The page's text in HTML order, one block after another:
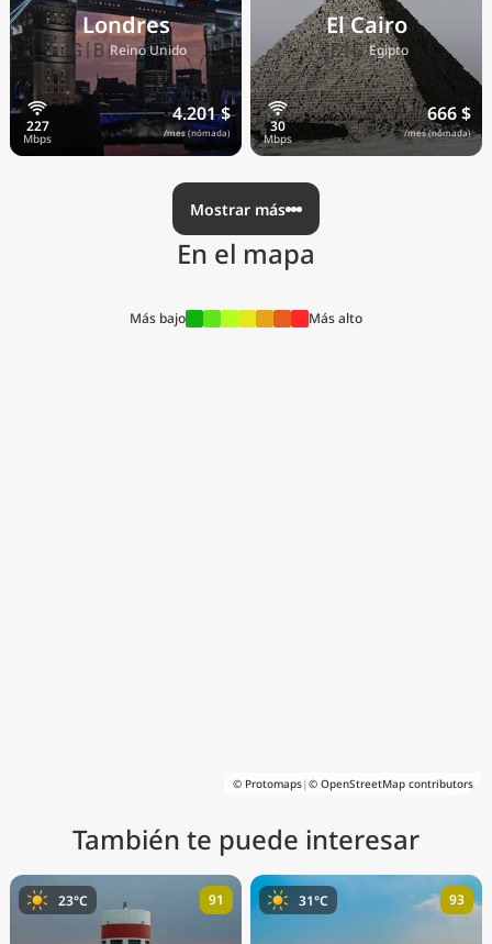
Londres
🇬🇧Reino Unido
4.201 $
/mes (nómada)
El Cairo
🇪🇬Egipto
666 $
/mes (nómada)
Mostrar más
En el mapa
Más bajo Más alto
© Protomaps| © OpenStreetMap contributors
También te puede interesar
23°C 91 31°C 93